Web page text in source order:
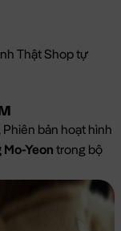
Thật Shop tự
, Phiên bản hoạt hình
Mo-Yeon trong bộ